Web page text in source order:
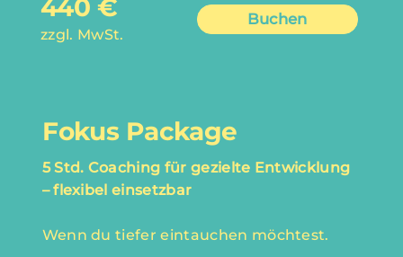
440 €
zzgl. MwSt.
Buchen
Fokus Package
5 Std. Coaching für gezielte Entwicklung
– flexibel einsetzbar
Wenn du tiefer eintauchen möchtest.